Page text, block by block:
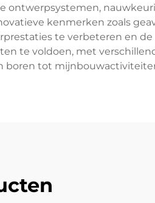
ontwerpsystemen,
kenmerken zoals
te verbeteren en
te voldoen, met
boren tot